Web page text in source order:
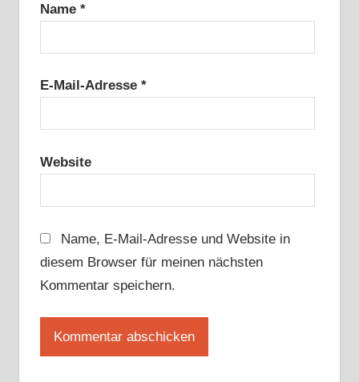
Name *
E-Mail-Adresse *
Website
Name, E-Mail-Adresse und Website in
diesem Browser für meinen nächsten
Kommentar speichern.